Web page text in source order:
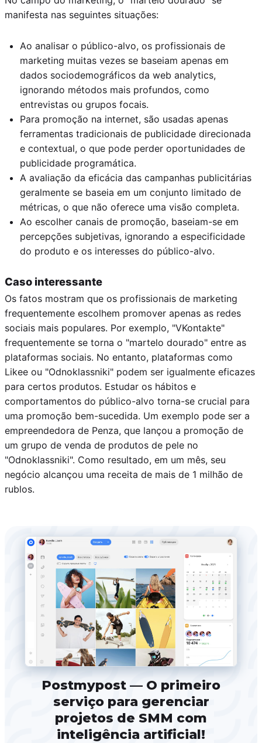
manifesta nas seguintes situações:
Ao analisar o público-alvo, os profissionais de
marketing muitas vezes se baseiam apenas em
dados sociodemográficos da web analytics,
ignorando métodos mais profundos, como
entrevistas ou grupos focais.
Para promoção na internet, são usadas apenas
ferramentas tradicionais de publicidade direcionada
e contextual, o que pode perder oportunidades de
publicidade programática.
A avaliação da eficácia das campanhas publicitárias
geralmente se baseia em um conjunto limitado de
métricas, o que não oferece uma visão completa.
Ao escolher canais de promoção, baseiam-se em
percepções subjetivas, ignorando a especificidade
do produto e os interesses do público-alvo.
Caso interessante
Os fatos mostram que os profissionais de marketing
frequentemente escolhem promover apenas as redes
sociais mais populares. Por exemplo, "VKontakte"
frequentemente se torna o "martelo dourado" entre as
plataformas sociais. No entanto, plataformas como
Likee ou "Odnoklassniki" podem ser igualmente eficazes
para certos produtos. Estudar os hábitos e
comportamentos do público-alvo torna-se crucial para
uma promoção bem-sucedida. Um exemplo pode ser a
empreendedora de Penza, que lançou a promoção de
um grupo de venda de produtos de pele no
"Odnoklassniki". Como resultado, em um mês, seu
negócio alcançou uma receita de mais de 1 milhão de
rublos.
Postmypost — O primeiro
serviço para gerenciar
projetos de SMM com
inteligência artificial!